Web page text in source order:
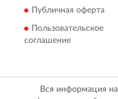
Публичная оферта
Пользовательское
соглашение
Вся информация